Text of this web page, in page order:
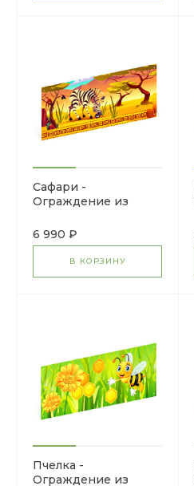
Сафари -
Ограждение из
90.01.01-09
6 990 ₽
В КОРЗИНУ
Пчелка -
Ограждение из